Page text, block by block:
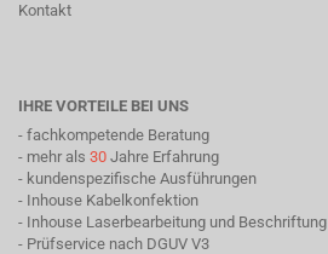
Kontakt
IHRE VORTEILE BEI UNS
- fachkompetende Beratung
- mehr als 30 Jahre Erfahrung
- kundenspezifische Ausführungen
- Inhouse Kabelkonfektion
- Inhouse Laserbearbeitung und Beschriftung
- Prüfservice nach DGUV V3